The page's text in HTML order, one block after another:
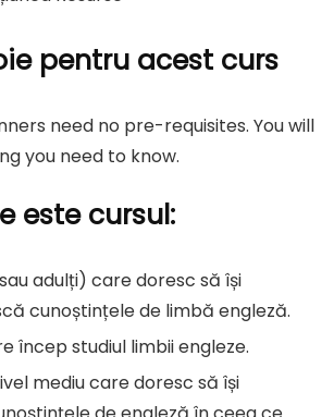
pentru acest curs
need no pre-requisites. You will
you need to know.
este cursul:
adulți) care doresc să își
cunoștințele de limbă engleză.
încep studiul limbii engleze.
mediu care doresc să își